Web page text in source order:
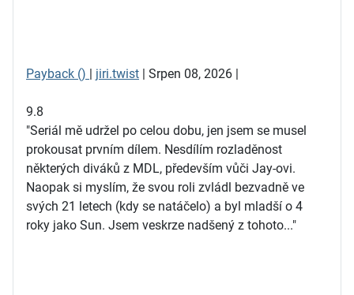
Payback () | jiri.twist | Srpen 08, 2026 |
9.8
"Seriál mě udržel po celou dobu, jen jsem se musel
prokousat prvním dílem. Nesdílím rozladěnost
některých diváků z MDL, především vůči Jay-ovi.
Naopak si myslím, že svou roli zvládl bezvadně ve
svých 21 letech (kdy se natáčelo) a byl mladší o 4
roky jako Sun. Jsem veskrze nadšený z tohoto..."